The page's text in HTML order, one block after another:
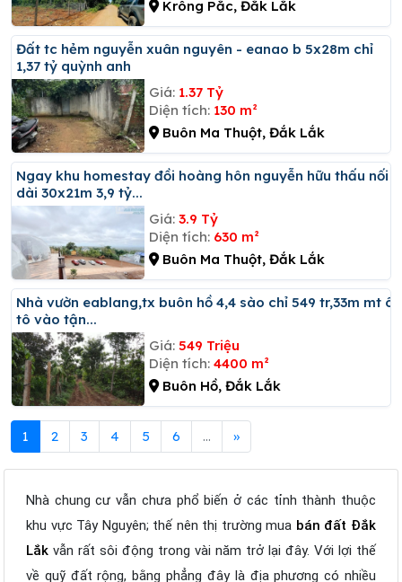
Krông Pắc, Đắk Lắk
đất tc hẻm nguyễn xuân nguyên - eanao b 5x28m chỉ
1,37 tỷ quỳnh anh
Giá: 1.37 Tỷ
Diện tích: 130 m²
Buôn Ma Thuột, Đắk Lắk
Ngay khu homestay đồi hoàng hôn nguyễn hữu thấu nối
dài 30x21m 3,9 tỷ...
Giá: 3.9 Tỷ
Diện tích: 630 m²
Buôn Ma Thuột, Đắk Lắk
Nhà vườn eablang,tx buôn hồ 4,4 sào chỉ 549 tr,33m mt ô
tô vào tận...
Giá: 549 Triệu
Diện tích: 4400 m²
Buôn Hồ, Đắk Lắk
1 2 3 4 5 6 ... »
Nhà chung cư vẫn chưa phổ biến ở các tỉnh thành thuộc
khu vực Tây Nguyên; thế nên thị trường mua bán đất Đắk
Lắk vẫn rất sôi động trong vài năm trở lại đây. Với lợi thế
về quỹ đất rộng, bằng phẳng đây là địa phương có nhiều